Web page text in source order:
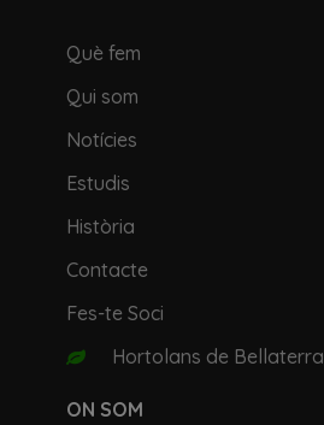
Què fem
Qui som
Notícies
Estudis
Història
Contacte
Fes-te Soci
Hortolans de Bellaterra
ON SOM